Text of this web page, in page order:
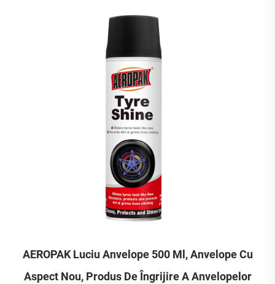
AEROPAK Luciu Anvelope 500 Ml, Anvelope Cu
Aspect Nou, Produs De Îngrijire A Anvelopelor